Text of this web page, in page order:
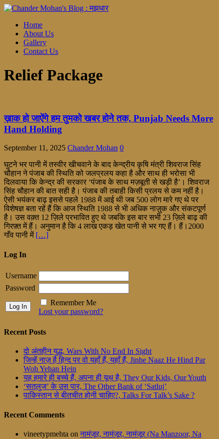
Home
About Us
Gallery
Contact Us
Relief Package
ख़ाक हो जाऐंगे हम तुमको खबर होने तक, Punjab Needs More
Hand Holding
September 11, 2025 Chander Mohan 0
घुटने भर पानी में तस्वीर खीचवाने के बाद केन्द्रीय कृषि मंत्री शिवराज सिंह
चौहान ने पंजाब की स्थिति को जलप्रलय कहा है और साथ ही भरोसा भी
दिलवाया कि केन्द्र की सरकार ‘पंजाब के साथ मज़बूती से खड़ी है’। शिवराज
सिंह चौहान की बात सही है। पंजाब की तबाही किसी प्रलय से कम नहीं है।
ऐसी भयंकर बाढ़ इससे पहले 1988 में आई थी जब 500 लोग मारे गए थे पर
विशेषज्ञ बता रहें हैं कि आज स्थिति 1988 से भी अधिक नाज़ुक और संकटपूर्ण
है। उस वक़्त 12 ज़िले प्रभावित हुए थे जबकि इस बार सभी 23 ज़िले बाढ़ की
गिरफ़्त में हैं। अनुमान है कि 4 लाख एकड़ खेत पानी से भर गए हैं। हैं।2000
गाँव पानी में […]
Log In
Username
Password
Remember Me
Lost your password?
Recent Posts
दो अंतहीन युद्ध, Wars With No End In Sight
जिन्हें नाज़ है हिन्द पर वो यहाँ हैं, यहाँ हैं, Jinhe Naaz He Hind Par
Woh Yehan Hein
यह हमारे ही बच्चे हैं, अपना ही यूथ है, They Our Kids, Our Youth
‘सतलुज’ के उस पार, The Other Bank of ‘Satluj’
पाकिस्तान से बीतचीत होनी चाहिए?, Talks For Talk’s Sake ?
Recent Comments
vineetypmehta on नामंजूर, नामंजूर, नामंजूर (Na Manzoor, Na